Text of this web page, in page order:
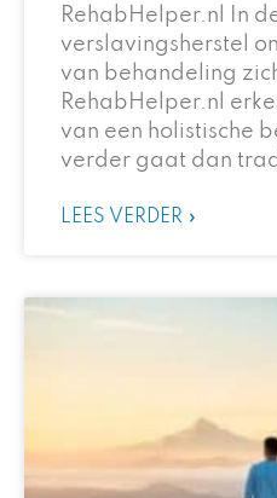
RehabHelper.nl In
verslavingsherstel
van behandeling
RehabHelper.nl
van een holistische
verder gaat dan
LEES VERDER »